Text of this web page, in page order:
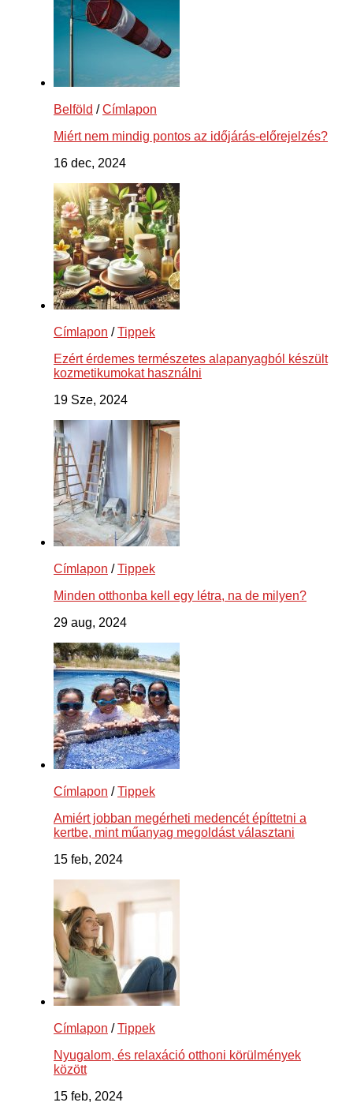
Belföld /Címlapon
Miért nem mindig pontos az időjárás-előrejelzés?
16 dec, 2024
Címlapon /Tippek
Ezért érdemes természetes alapanyagból készült
kozmetikumokat használni
19 Sze, 2024
Címlapon /Tippek
Minden otthonba kell egy létra, na de milyen?
29 aug, 2024
Címlapon /Tippek
Amiért jobban megérheti medencét építtetni a
kertbe, mint műanyag megoldást választani
15 feb, 2024
Címlapon /Tippek
Nyugalom, és relaxáció otthoni körülmények
között
15 feb, 2024